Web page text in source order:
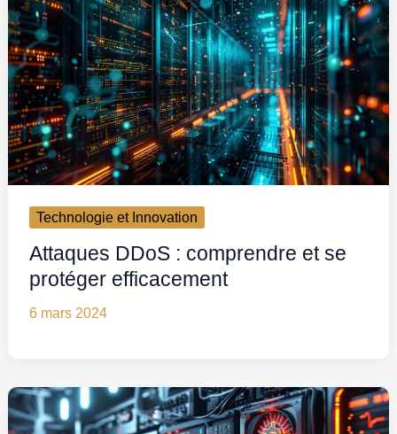
Technologie et Innovation
Attaques DDoS : comprendre et se
protéger efficacement
6 mars 2024